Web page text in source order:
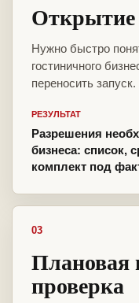
Открытие
Нужно быстро
гостиничного
переносить запуск.
РЕЗУЛЬТАТ
Разрешения
бизнеса: список,
комплект под
03
Плановая
проверка